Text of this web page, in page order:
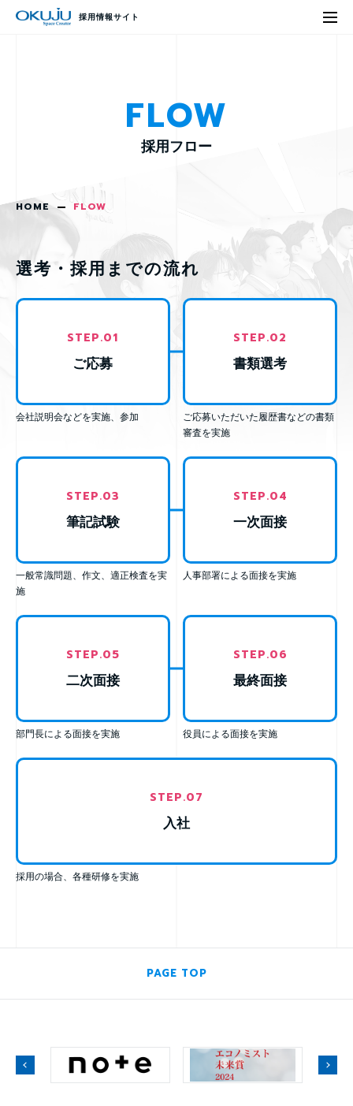
採用情報サイト
FLOW
採用フロー
HOME FLOW
選考・採用までの流れ
STEP.01
ご応募
会社説明会などを実施、参加
STEP.02
書類選考
ご応募いただいた履歴書などの書類
審査を実施
STEP.03
筆記試験
一般常識問題、作文、適正検査を実
施
STEP.04
一次面接
人事部署による面接を実施
STEP.05
二次面接
部門長による面接を実施
STEP.06
最終面接
役員による面接を実施
STEP.07
入社
採用の場合、各種研修を実施
PAGE TOP